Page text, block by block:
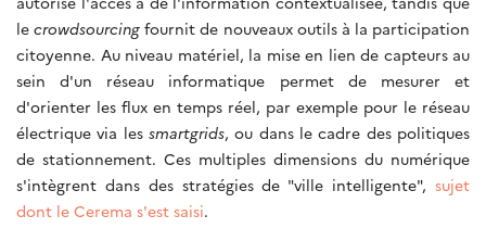
lecrowdsourcingfournit de nouveaux outils à la participation
citoyenne. Au niveau matériel, la mise en lien de capteurs au
sein d'un réseau informatique permet de mesurer et
d'orienter les flux en temps réel, par exemple pour le réseau
électrique via les smartgrids, ou dans le cadre des politiques
de stationnement. Ces multiples dimensions du numérique
s'intègrent dans des stratégies de "ville intelligente", sujet
dont le Cerema s'est saisi.